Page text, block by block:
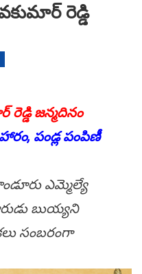
రెడ్డి
జన్మదినం
పండ్ల పంపిణీ
ఎమ్మెల్యే
బుయ్యని
సంబరంగా